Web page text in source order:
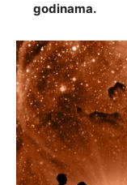
godinama.